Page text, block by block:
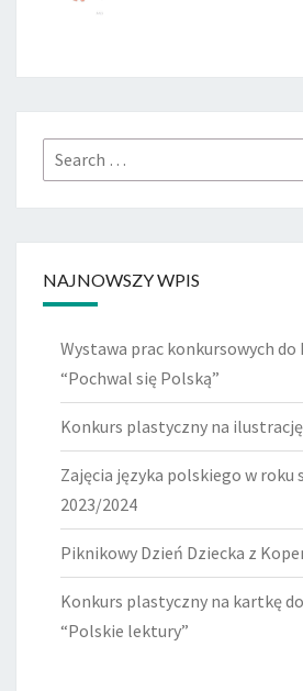
Search
for:
NAJNOWSZY WPIS
Wystawa prac konkursowych do
“Pochwal się Polską”
Konkurs plastyczny na
Zajęcia języka polskiego w roku
2023/2024
Piknikowy Dzień Dziecka z
Konkurs plastyczny na kartkę
“Polskie lektury”